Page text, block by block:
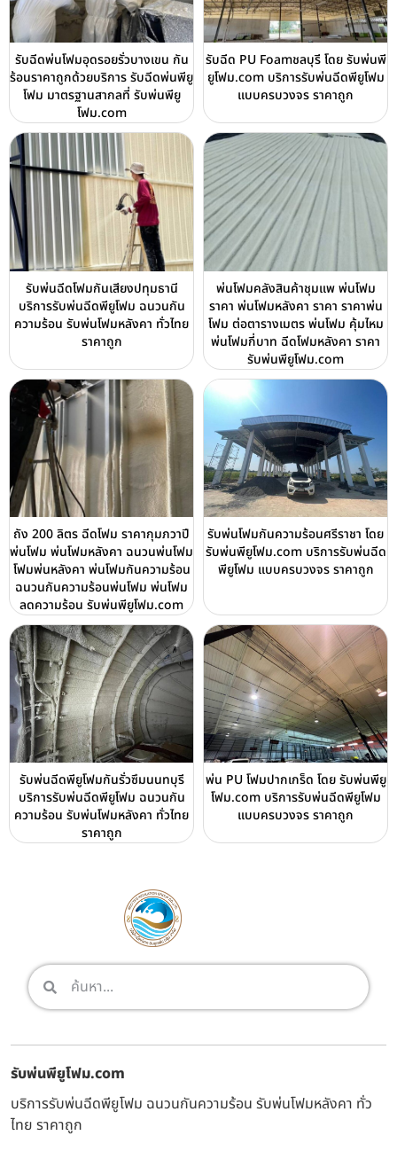
รับฉีดพ่นโฟมอุดรอยรั่วบางเขน กัน
ร้อนราคาถูกด้วยบริการ รับฉีดพ่นพียู
โฟม มาตรฐานสากลที่ รับพ่นพียู
โฟม.com
รับฉีด PU Foamชลบุรี โดย รับพ่นพี
ยูโฟม.com บริการรับพ่นฉีดพียูโฟม
แบบครบวงจร ราคาถูก
รับพ่นฉีดโฟมกันเสียงปทุมธานี
บริการรับพ่นฉีดพียูโฟม ฉนวนกัน
ความร้อน รับพ่นโฟมหลังคา ทั่วไทย
ราคาถูก
พ่นโฟมคลังสินค้าชุมแพ พ่นโฟม
ราคา พ่นโฟมหลังคา ราคา ราคาพ่น
โฟม ต่อตารางเมตร พ่นโฟม คุ้มไหม
พ่นโฟมกี่บาท ฉีดโฟมหลังคา ราคา
รับพ่นพียูโฟม.com
ถัง 200 ลิตร ฉีดโฟม ราคากุมภวาปี
พ่นโฟม พ่นโฟมหลังคา ฉนวนพ่นโฟม
โฟมพ่นหลังคา พ่นโฟมกันความร้อน
ฉนวนกันความร้อนพ่นโฟม พ่นโฟม
ลดความร้อน รับพ่นพียูโฟม.com
รับพ่นโฟมกันความร้อนศรีราชา โดย
รับพ่นพียูโฟม.com บริการรับพ่นฉีด
พียูโฟม แบบครบวงจร ราคาถูก
รับพ่นฉีดพียูโฟมกันรั่วซึมนนทบุรี
บริการรับพ่นฉีดพียูโฟม ฉนวนกัน
ความร้อน รับพ่นโฟมหลังคา ทั่วไทย
ราคาถูก
พ่น PU โฟมปากเกร็ด โดย รับพ่นพียู
โฟม.com บริการรับพ่นฉีดพียูโฟม
แบบครบวงจร ราคาถูก
รับพ่นพียูโฟม.com
บริการรับพ่นฉีดพียูโฟม ฉนวนกันความร้อน รับพ่นโฟมหลังคา ทั่ว
ไทย ราคาถูก